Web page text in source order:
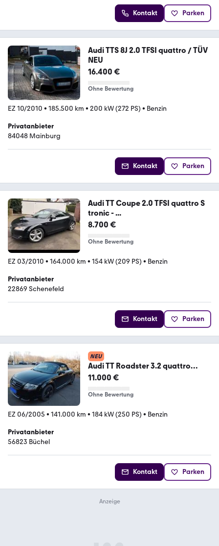
Kontakt Parken
Audi TTS 8J 2.0 TFSI quattro / TÜV
NEU
16.400 €
Ohne Bewertung
EZ 10/2010 • 185.500 km • 200 kW (272 PS) • Benzin
Privatanbieter
84048 Mainburg
Kontakt Parken
Audi TT Coupe 2.0 TFSI quattro S
tronic - ...
8.700 €
Ohne Bewertung
EZ 03/2010 • 164.000 km • 154 kW (209 PS) • Benzin
Privatanbieter
22869 Schenefeld
Kontakt Parken
NEU
Audi TT Roadster 3.2 quattro
Mokassin Voll...
11.000 €
Ohne Bewertung
EZ 06/2005 • 141.000 km • 184 kW (250 PS) • Benzin
Privatanbieter
56823 Büchel
Kontakt Parken